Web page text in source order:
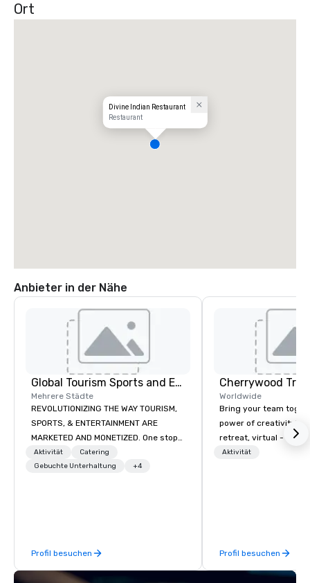
Ort
Divine Indian Restaurant
Restaurant
Anbieter in der Nähe
Global Tourism Sports and Entertainment
Mehrere Städte
REVOLUTIONIZING THE WAY TOURISM,
SPORTS, & ENTERTAINMENT ARE
MARKETED AND MONETIZED. One stop
shop for all of your sports tickets in
the United States. NFL, NBA, NHL, MLB,
Aktivität
Catering
Gebuchte Unterhaltung
+4
Profil besuchen
Worldwide
Bring your team
power of creativity!
retreat, virtual - or at
in Austin, TX.
Aktivität
Profil besuchen